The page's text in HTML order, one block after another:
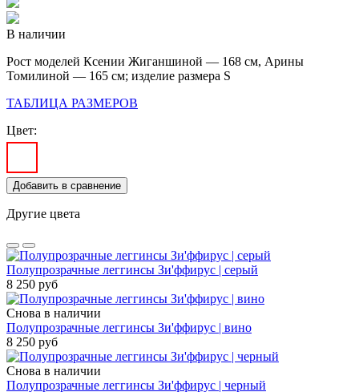
В наличии
Рост моделей Ксении Жиганшиной — 168 см, Арины
Томилиной — 165 см; изделие размера S
ТАБЛИЦА РАЗМЕРОВ
Цвет:
Добавить в сравнение
Другие цвета
Полупрозрачные леггинсы Зи'ффирус | серый
8 250 руб
Снова в наличии
Полупрозрачные леггинсы Зи'ффирус | вино
8 250 руб
Снова в наличии
Полупрозрачные леггинсы Зи'ффирус | черный